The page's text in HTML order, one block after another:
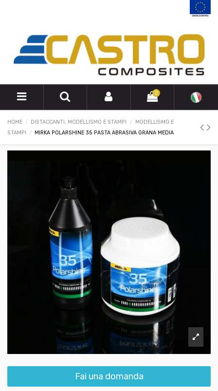
0
HOME DISTACCANTI, MODELLISMO E STAMPI
MODELLISMO E
STAMPI
MIRKA POLARSHINE 35 PASTA ABRASIVA GRANA MEDIA
Fai una domanda